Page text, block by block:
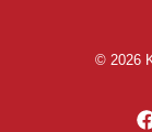
© 2026